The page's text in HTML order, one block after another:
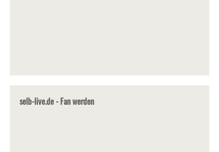
selb-live.de - Fan werden